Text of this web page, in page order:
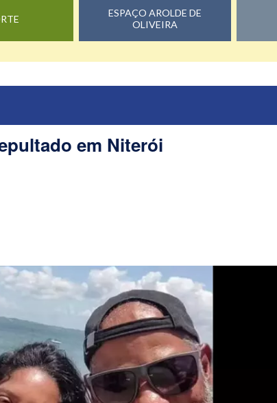
ESPAÇO AROLDE DE
OLIVEIRA
em Niterói